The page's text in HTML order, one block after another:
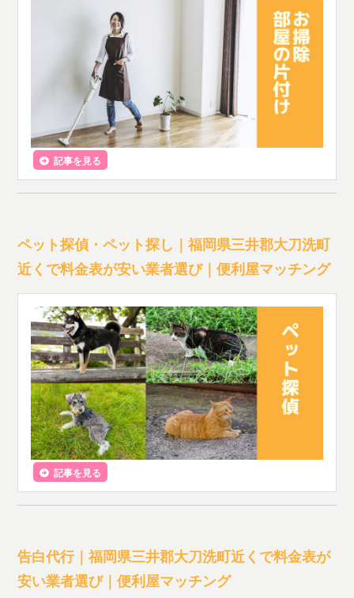
記事を見る
ペット探偵・ペット探し｜福岡県三井郡大刀洗町
近くで料金表が安い業者選び｜便利屋マッチング
記事を見る
告白代行｜福岡県三井郡大刀洗町近くで料金表が
安い業者選び｜便利屋マッチング